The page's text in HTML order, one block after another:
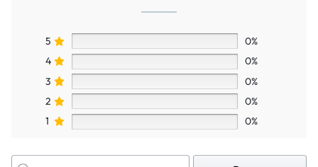
5
0%
4
0%
3
0%
2
0%
1
0%